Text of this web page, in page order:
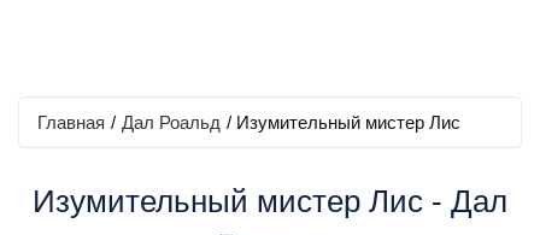
Главная / Дал Роальд / Изумительный мистер Лис
Изумительный мистер Лис - Дал